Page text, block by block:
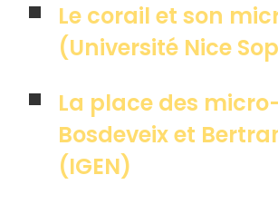
Le corail et son
(Université Nice
La place des
Bosdeveix et
(IGEN)